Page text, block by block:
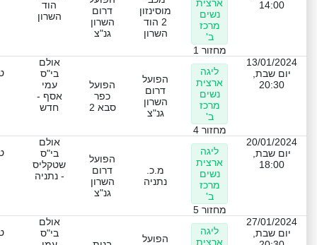
14:00
ארצית
נשים
מרכז
ב'
מחזור 1
מוסינזון
2 הוד
השרון
דרום
השרון
גנ"צ
הוד
השרון
13/01/2024
יום שבת,
20:30
ליגה
ארצית
נשים
מרכז
ב'
מחזור 4
הפועל
דרום
השרון
גנ"צ
הפועל
כפר
סבא 2
אולם
בי"ס
עמי
אסף -
חדש
20/01/2024
יום שבת,
18:00
ליגה
ארצית
נשים
מרכז
ב'
מחזור 5
מ.כ.
נתניה
הפועל
דרום
השרון
גנ"צ
אולם
בי"ס
שטקליס
- נתניה
27/01/2024
יום שבת,
ליגה
ארצית
הפועל
אולם
בי"ס